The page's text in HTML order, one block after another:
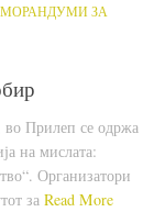
ЗА
во Прилеп се одржа
на мислата:
Организатори
за Read More